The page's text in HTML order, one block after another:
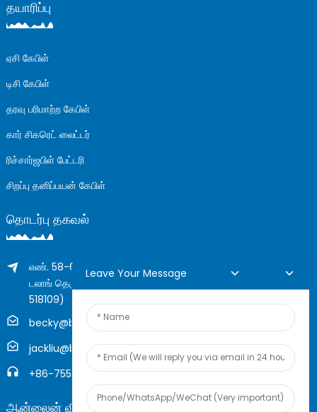
தயாரிப்பு
ஏசி கேபிள்
டிசி கேபிள்
தரவு பரிமாற்ற கேபிள்
கார் சிகரெட் லைட்டர்
ரிச்சார்ஜபிள் பேட்டரி
சிறப்பு தனிப்பயன் கேபிள்
தொடர்பு தகவல்
எண். 58-61 லாங்சிங் கட்டிடம், எண்.205 ஹுவாரோங் சாலை,
டலாங் தெரு, லாங்குவா மாவட்டம், ஷென்சென், சீனா (ஜிப்,
518109)
becky@boyingcable.com
jackliu@boyingcable.com
+86-755-21014277
ஆன்லைன் விசாரணை
Leave Your Message